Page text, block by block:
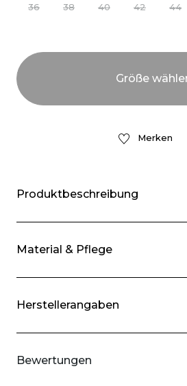
36 38 40 42 44
Merken
Produktbeschreibung
Material & Pflege
Herstellerangaben
Bewertungen